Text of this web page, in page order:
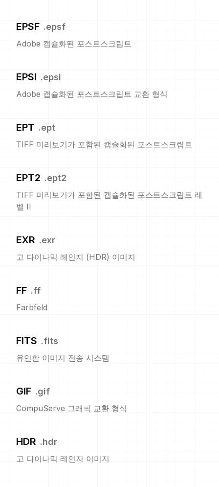
EPSF .epsf
Adobe 캡슐화된 포스트스크립트
EPSI .epsi
Adobe 캡슐화된 포스트스크립트 교환 형식
EPT .ept
TIFF 미리보기가 포함된 캡슐화된 포스트스크립트
EPT2 .ept2
TIFF 미리보기가 포함된 캡슐화된 포스트스크립트 레
벨 II
EXR .exr
고 다이나믹 레인지 (HDR) 이미지
FF .ff
Farbfeld
FITS .fits
유연한 이미지 전송 시스템
GIF .gif
CompuServe 그래픽 교환 형식
HDR .hdr
고 다이나믹 레인지 이미지